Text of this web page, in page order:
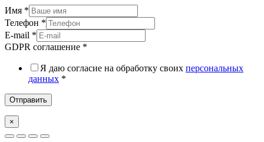
Имя *
Телефон *
E-mail *
GDPR соглашение *
Я даю согласие на обработку своих персональных
данных *
Отправить
×